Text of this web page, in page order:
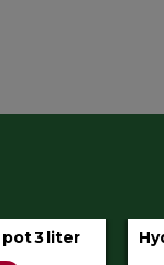
of ‘Strong